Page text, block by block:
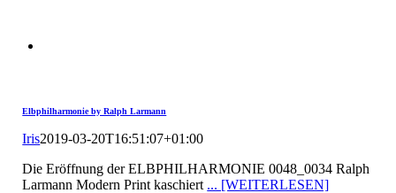
Elbphilharmonie by Ralph Larmann
Iris2019-03-20T16:51:07+01:00
Die Eröffnung der ELBPHILHARMONIE 0048_0034 Ralph
Larmann Modern Print kaschiert ... [WEITERLESEN]